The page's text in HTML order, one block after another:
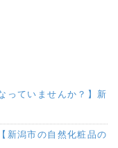
っていませんか？】新
新潟市の自然化粧品の